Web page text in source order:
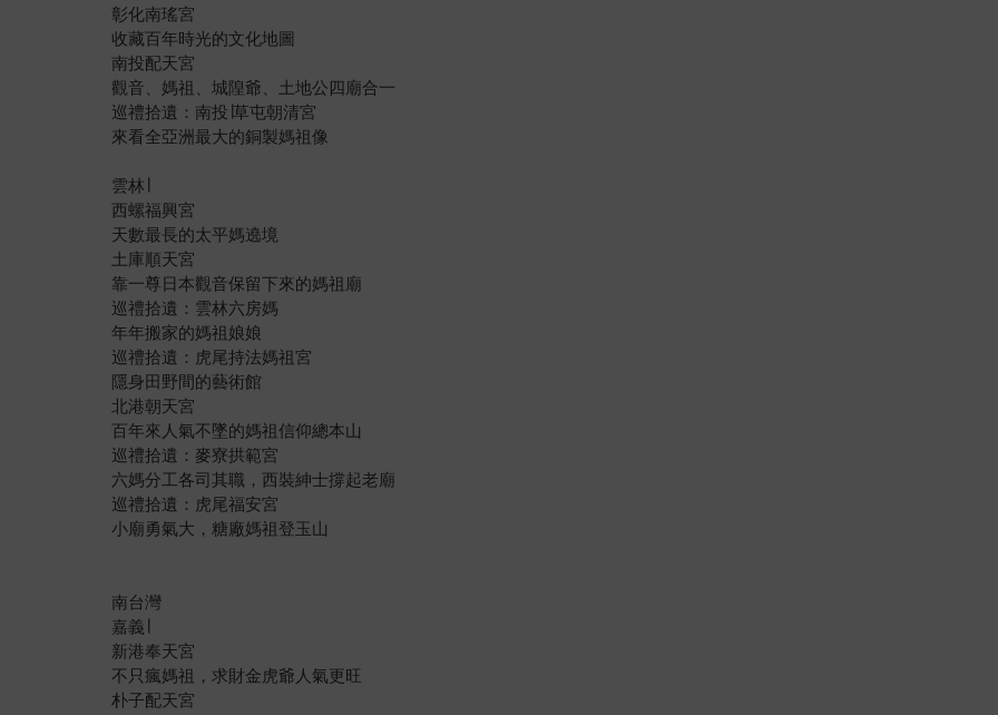
彰化南瑤宮
收藏百年時光的文化地圖
南投配天宮
觀音、媽祖、城隍爺、土地公四廟合一
巡禮拾遺：南投∣草屯朝清宮
來看全亞洲最大的銅製媽祖像
雲林∣
西螺福興宮
天數最長的太平媽遶境
土庫順天宮
靠一尊日本觀音保留下來的媽祖廟
巡禮拾遺：雲林六房媽
年年搬家的媽祖娘娘
巡禮拾遺：虎尾持法媽祖宮
隱身田野間的藝術館
北港朝天宮
百年來人氣不墜的媽祖信仰總本山
巡禮拾遺：麥寮拱範宮
六媽分工各司其職，西裝紳士撐起老廟
巡禮拾遺：虎尾福安宮
小廟勇氣大，糖廠媽祖登玉山
南台灣
嘉義∣
新港奉天宮
不只瘋媽祖，求財金虎爺人氣更旺
朴子配天宮